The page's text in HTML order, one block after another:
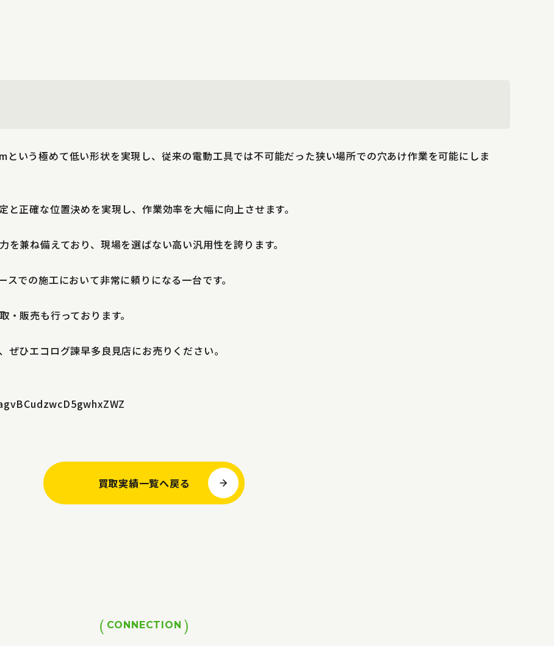
いう極めて低い形状を実現し、従来の電動工具では不可能だった狭い場所での穴あけ作業を可能にしま
正確な位置決めを実現し、作業効率を大幅に向上させます。
兼ね備えており、現場を選ばない高い汎用性を誇ります。
での施工において非常に頼りになる一台です。
販売も行っております。
ひエコログ諫早多良見店にお売りください。
買取実績一覧へ戻る
CONNECTION